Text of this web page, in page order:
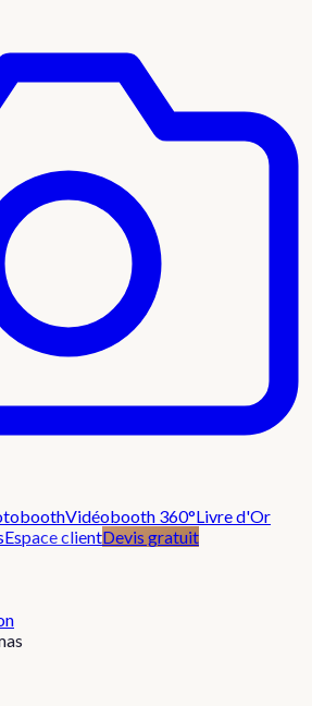
Vidéobooth 360°Livre d'Or
Espace clientDevis gratuit